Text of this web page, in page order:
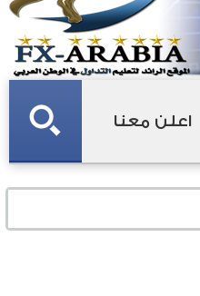
اعلن معنا